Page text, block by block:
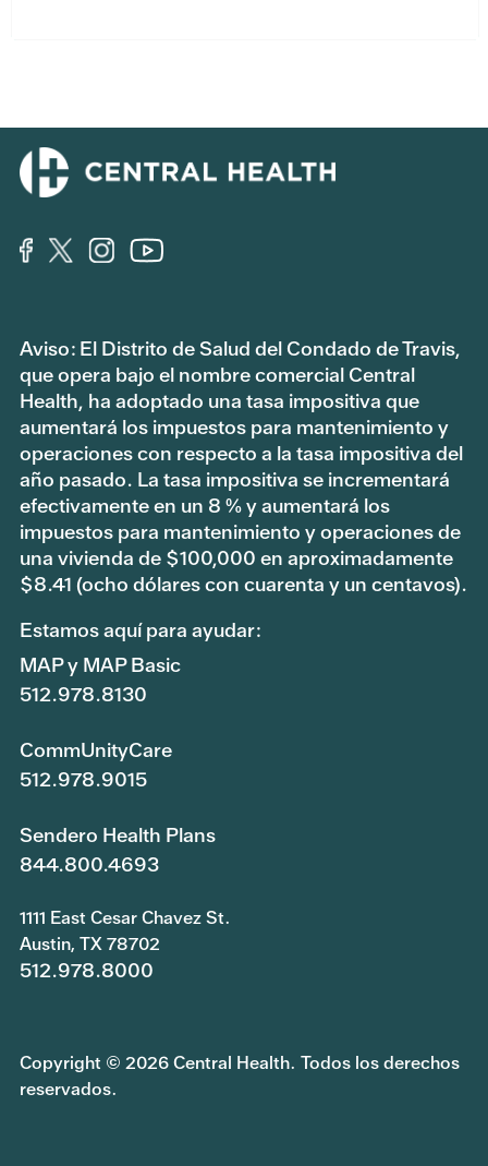
Aviso: El Distrito de Salud del Condado de Travis,
que opera bajo el nombre comercial Central
Health, ha adoptado una tasa impositiva que
aumentará los impuestos para mantenimiento y
operaciones con respecto a la tasa impositiva del
año pasado. La tasa impositiva se incrementará
efectivamente en un 8 % y aumentará los
impuestos para mantenimiento y operaciones de
una vivienda de $100,000 en aproximadamente
$8.41 (ocho dólares con cuarenta y un centavos).
Estamos aquí para ayudar:
MAP y MAP Basic
512.978.8130
CommUnityCare
512.978.9015
Sendero Health Plans
844.800.4693
1111 East Cesar Chavez St.
Austin, TX 78702
512.978.8000
Copyright © 2026 Central Health. Todos los derechos
reservados.